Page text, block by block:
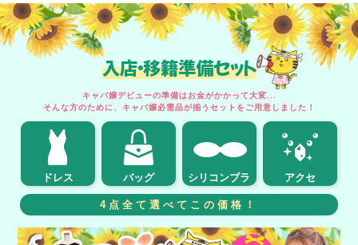
入店・移籍準備セット
キャバ嬢デビューの準備はお金がかかって大変...
そんな方のために、キャバ嬢必需品が揃うセットをご用意しました！
ドレス バッグ シリコンブラ アクセ
4点全て選べてこの価格！